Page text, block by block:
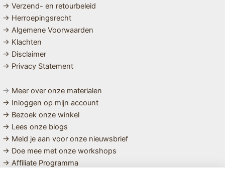
→ Verzend- en retourbeleid
→ Herroepingsrecht
→ Algemene Voorwaarden
→ Klachten
→ Disclaimer
→ Privacy Statement
→ Meer over onze materialen
→ Inloggen op mijn account
→ Bezoek onze winkel
→ Lees onze blogs
→ Meld je aan voor onze nieuwsbrief
→ Doe mee met onze workshops
→ Affiliate Programma